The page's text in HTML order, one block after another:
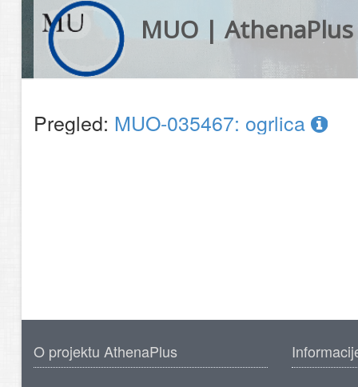
MUO | AthenaPlus
Pregled: MUO-035467: ogrlica
O projektu AthenaPlus